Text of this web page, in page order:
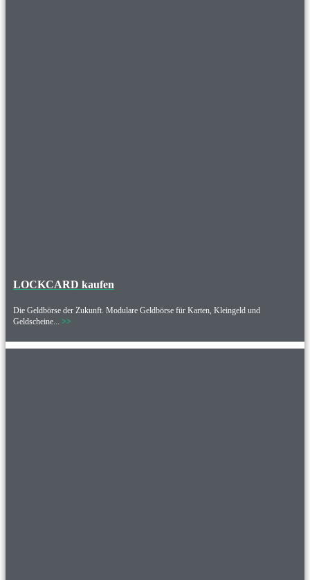
LOCKCARD kaufen
Die Geldbörse der Zukunft. Modulare Geldbörse für Karten, Kleingeld und
Geldscheine... >>